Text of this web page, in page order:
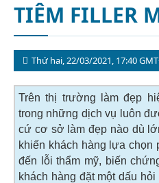
TIÊM FILLER
Thứ hai, 22/03/2021, 17:40
Trên thị trường làm đẹp
trong những dịch vụ luôn
cứ cơ sở làm đẹp nào dù
khiến khách hàng lựa chọn
đến lỗi thẩm mỹ, biến
khách hàng đặt một dấu